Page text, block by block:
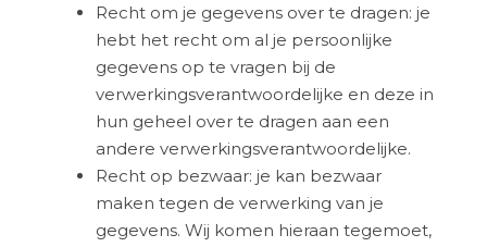
Recht om je gegevens over te dragen: je
hebt het recht om al je persoonlijke
gegevens op te vragen bij de
verwerkingsverantwoordelijke en deze in
hun geheel over te dragen aan een
andere verwerkingsverantwoordelijke.
Recht op bezwaar: je kan bezwaar
maken tegen de verwerking van je
gegevens. Wij komen hieraan tegemoet,